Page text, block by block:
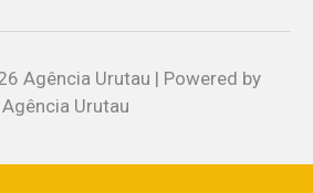
Agência Urutau | Powered by
Agência Urutau